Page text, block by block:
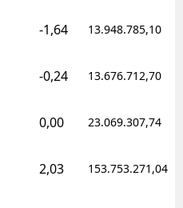
-1,64 13.948.785,10
-0,24 13.676.712,70
0,00 23.069.307,74
2,03 153.753.271,04